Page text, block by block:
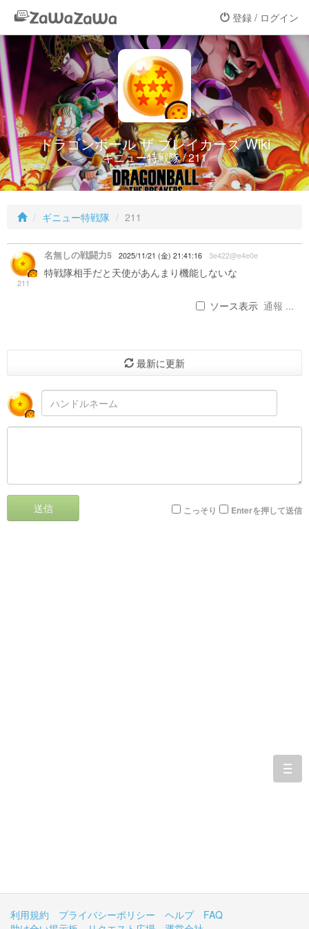
登録 / ログイン
ドラゴンボール ザ ブレイカーズ Wiki
ギニュー特戦隊 / 211
ギニュー特戦隊 211
211
名無しの戦闘力5 2025/11/21 (金) 21:41:16 3e422@e4e0e
特戦隊相手だと天使があんまり機能しないな
ソース表示 通報 ...
最新に更新
送信 こっそり Enterを押して送信
利用規約 プライバシーポリシー ヘルプ
FAQ